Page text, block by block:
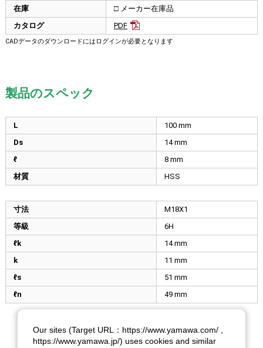
在庫
□ メーカー在庫品
カタログ
PDF
CADデータのダウンロードにはログインが必要となります
製品のスペック
L 100 mm
Ds
14mm
ℓ
8 mm
材質
HSS
寸法
M18X1
等級
6H
ℓk
14mm
k
11 mm
ℓs
51 mm
ℓn
49 mm
Our sites (Target URL：https://www.yamawa.com/ ,
https://www.yamawa.jp/) uses cookies and similar